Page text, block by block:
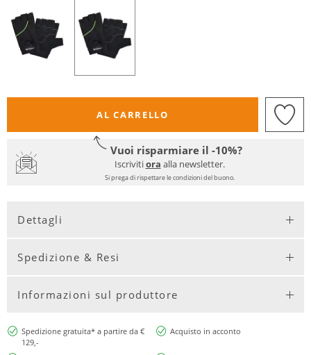
AL CARRELLO
Vuoi risparmiare il -10%?
Iscrivitiora alla newsletter.
Si prega di rispettare le condizioni del buono.
Dettagli
Spedizione & Resi
Informazioni sul produttore
Spedizione gratuita* a partire da €
129,-
Acquisto in acconto